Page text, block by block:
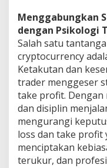
Menggabungkan
dengan Psikologi
Salah satu
cryptocurrency
Ketakutan dan
trader menggeser
take profit. Dengan
dan disiplin
mengurangi
loss dan take profit
menciptakan
terukur, dan